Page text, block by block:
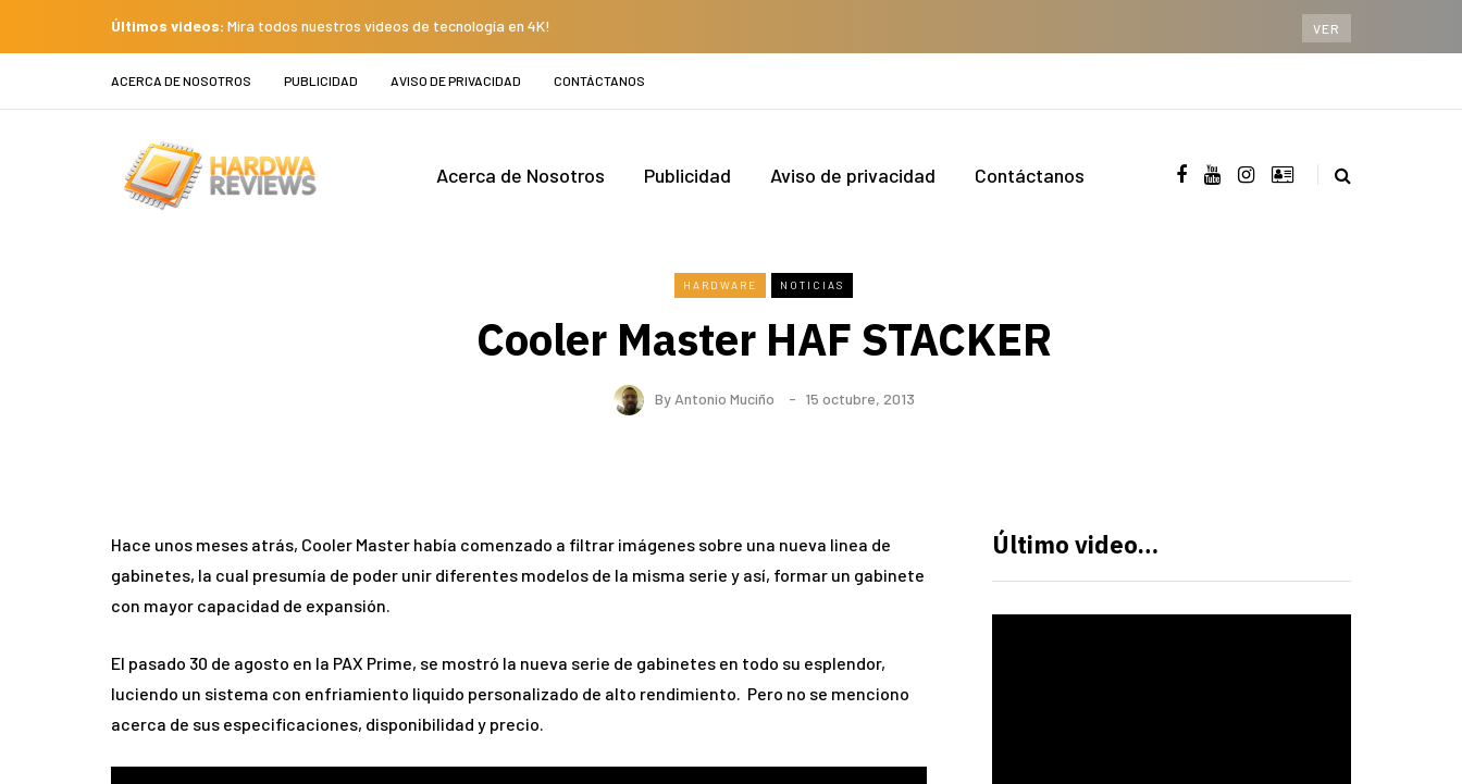
Últimos videos: Mira todos nuestros videos de tecnología en 4K! VER
ACERCA DE NOSOTROS PUBLICIDAD AVISO DE PRIVACIDAD CONTÁCTANOS
Acerca de Nosotros Publicidad Aviso de privacidad Contáctanos
HARDWARE NOTICIAS
Cooler Master HAF STACKER
By Antonio Muciño 15 octubre, 2013
Hace unos meses atrás, Cooler Master había comenzado a filtrar imágenes sobre una nueva linea de
gabinetes, la cual presumía de poder unir diferentes modelos de la misma serie y así, formar un gabinete
con mayor capacidad de expansión.
El pasado 30 de agosto en la PAX Prime, se mostró la nueva serie de gabinetes en todo su esplendor,
luciendo un sistema con enfriamiento liquido personalizado de alto rendimiento. Pero no se menciono
acerca de sus especificaciones, disponibilidad y precio.
Último video…